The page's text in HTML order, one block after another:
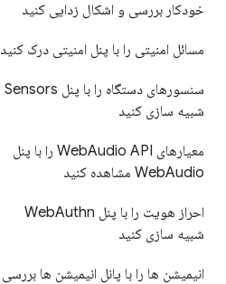
خودکار بررسی و اشکال زدایی کنید
مسائل امنیتی را با پنل امنیتی درک کنید
سنسورهای دستگاه را با پنل Sensors
شبیه سازی کنید
معیارهای Web
Audio API را با پنل
WebAudio مشاهده کنید
احراز هویت را با پنل Web Authn
شبیه سازی کنید
انیمیشن ها را با پانل انیمیشن ها بررسی